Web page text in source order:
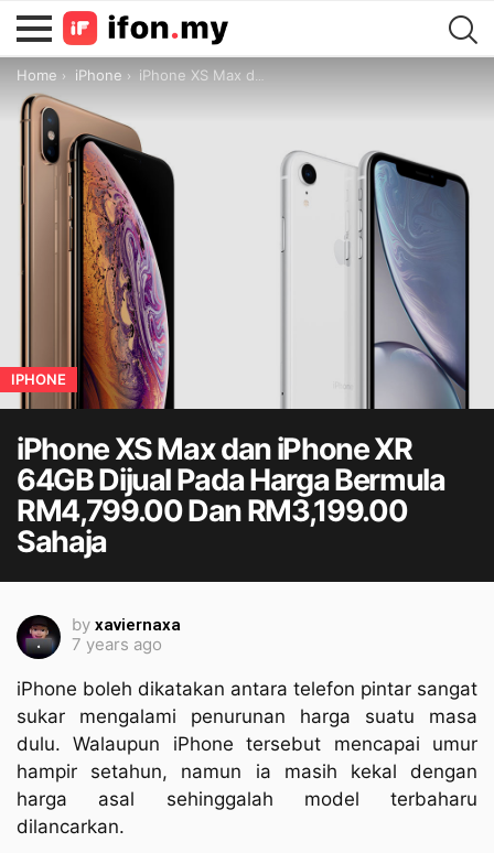
You are here:
Home iPhone iPhone XS Max dan iPhone XR 64GB Dijual Pada Harga Bermula RM4,799.00 Dan RM3,199.00 Sahaja
IPHONE
iPhone XS Max dan iPhone XR
64GB Dijual Pada Harga Bermula
RM4,799.00 Dan RM3,199.00
Sahaja
by xaviernaxa
7 years ago
iPhone boleh dikatakan antara telefon pintar sangat
sukar mengalami penurunan harga suatu masa
dulu. Walaupun iPhone tersebut mencapai umur
hampir setahun, namun ia masih kekal dengan
harga asal sehinggalah model terbaharu
dilancarkan.